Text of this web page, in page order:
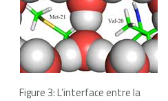
Figure 3: L’interface entre la